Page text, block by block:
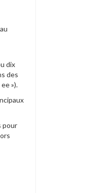
dix
des
»).
pour